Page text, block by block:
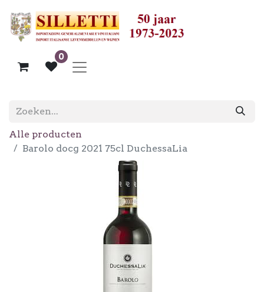
0
Alle producten
Barolo docg 2021 75cl DuchessaLia